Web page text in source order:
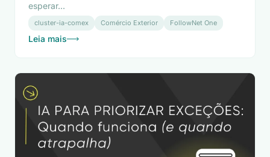
esperar...
cluster-ia-comex Comércio Exterior FollowNet One
Leia mais